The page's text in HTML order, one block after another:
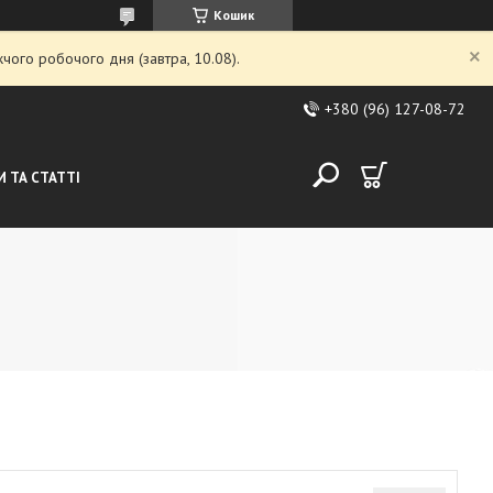
Кошик
робочого дня (завтра, 10.08).
+380 (96) 127-08-72
ТА СТАТТІ